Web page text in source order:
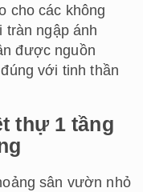
cho các không
tràn ngập ánh
được nguồn
với tinh thần
thự 1 tầng
sân vườn nhỏ